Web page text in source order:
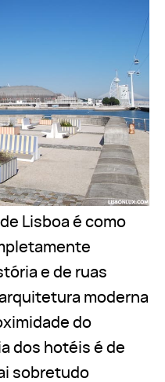
Lisboa é como
e de ruas
moderna
do
dos hotéis é de
sobretudo